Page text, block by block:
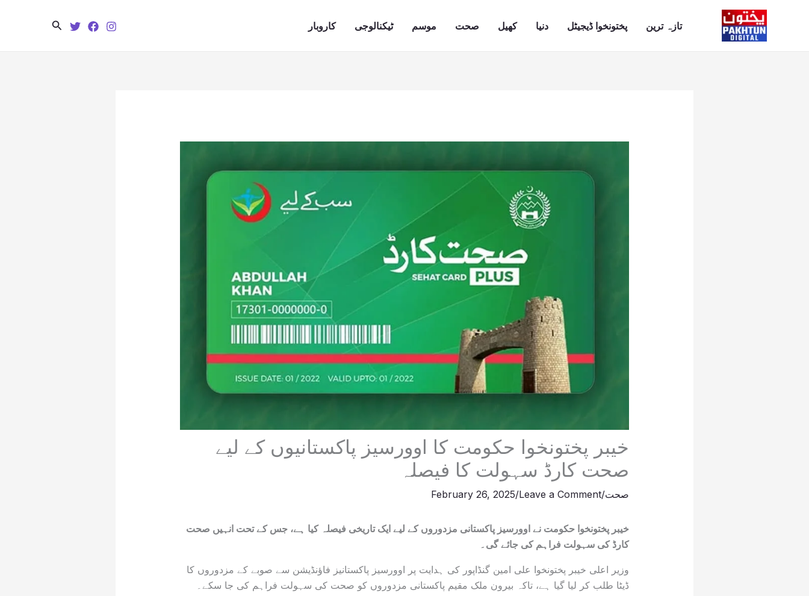
تازہ ترین پختونخوا ڈیجیٹل دنیا کھیل صحت موسم ٹیکنالوجی کاروبار Search
خیبر پختونخوا حکومت کا اوورسیز پاکستانیوں کے لیے
صحت کارڈ سہولت کا فیصلہ
صحت/
Leave a Comment
/
February 26, 2025
خیبر پختونخوا حکومت نے اوورسیز پاکستانی مزدوروں کے لیے ایک تاریخی فیصلہ کیا ہے، جس کے تحت انہیں صحت
کارڈ کی سہولت فراہم کی جائے گی۔
وزیر اعلی خیبر پختونخوا علی امین گنڈاپور کی ہدایت پر اوورسیز پاکستانیز فاؤنڈیشن سے صوبے کے مزدوروں کا
ڈیٹا طلب کر لیا گیا ہے، تاکہ بیرون ملک مقیم پاکستانی مزدوروں کو صحت کی سہولت فراہم کی جا سکے۔